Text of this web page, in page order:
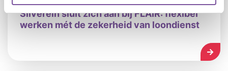
Silverein sluit zich aan bij FLAIR: flexibel
werken mét de zekerheid van loondienst